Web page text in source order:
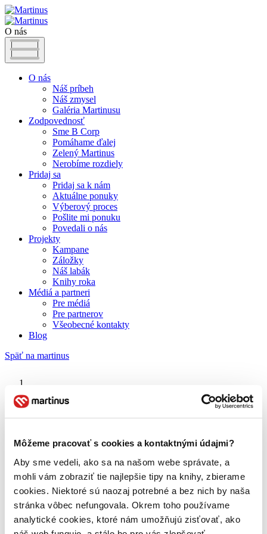
Môžeme pracovať s cookies a kontaktnými údajmi?
Aby sme vedeli, ako sa na našom webe správate, a
mohli vám zobraziť tie najlepšie tipy na knihy, zbierame
cookies. Niektoré sú naozaj potrebné a bez nich by naša
stránka vôbec nefungovala. Okrem toho používame
analytické cookies, ktoré nám umožňujú zisťovať, ako
O nás
O nás
Náš príbeh
Náš zmysel
Galéria Martinusu
Zodpovednosť
Sme B Corp
Pomáhame ďalej
Zelený Martinus
Nerobíme rozdiely
Pridaj sa
Pridaj sa k nám
Aktuálne ponuky
Výberový proces
Pošlite mi ponuku
Povedali o nás
Projekty
Kampane
Záložky
Náš labák
Knihy roka
Médiá a partneri
Pre médiá
Pre partnerov
Všeobecné kontakty
Blog
Späť na martinus
Roman Brat
O nás
Náš príbeh
Galéria Martinusu
Zodpovednosť
Sme B Corp